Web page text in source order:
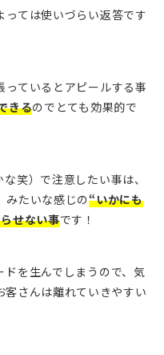
ては使いづらい返答です
っているとアピールする事
きるのでとても効果的で
笑）で注意したい事は、
みたいな感じの“いかにも
せない事です！
を生んでしまうので、気
客さんは離れていきやすい